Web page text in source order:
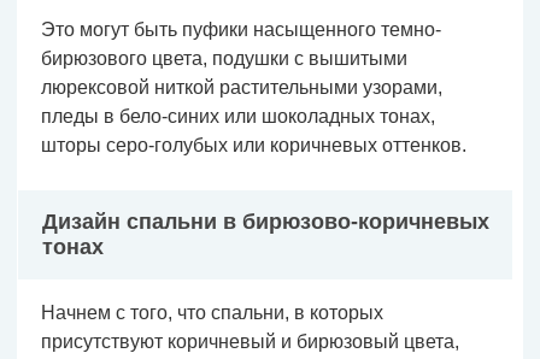
Это могут быть пуфики насыщенного темно-
бирюзового цвета, подушки с вышитыми
люрексовой ниткой растительными узорами,
пледы в бело-синих или шоколадных тонах,
шторы серо-голубых или коричневых оттенков.
Дизайн спальни в бирюзово-коричневых
тонах
Начнем с того, что спальни, в которых
присутствуют коричневый и бирюзовый цвета,